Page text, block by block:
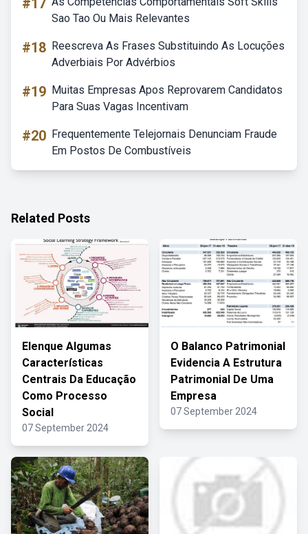
#17
Sao Tao Ou Mais Relevantes
#18 Reescreva As Frases Substituindo As Locuções
Adverbiais Por Advérbios
#19 Muitas Empresas Apos Reprovarem Candidatos
Para Suas Vagas Incentivam
#20 Frequentemente Telejornais Denunciam Fraude
Em Postos De Combustíveis
Related Posts
Elenque Algumas
Características
Centrais Da Educação
Como Processo
Social
07 September 2024
O Balanco Patrimonial
Evidencia A Estrutura
Patrimonial De Uma
Empresa
07 September 2024